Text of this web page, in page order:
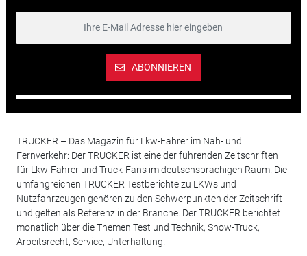
ABONNIEREN
TRUCKER – Das Magazin für Lkw-Fahrer im Nah- und
Fernverkehr: Der TRUCKER ist eine der führenden Zeitschriften
für Lkw-Fahrer und Truck-Fans im deutschsprachigen Raum. Die
umfangreichen TRUCKER Testberichte zu LKWs und
Nutzfahrzeugen gehören zu den Schwerpunkten der Zeitschrift
und gelten als Referenz in der Branche. Der TRUCKER berichtet
monatlich über die Themen Test und Technik, Show-Truck,
Arbeitsrecht, Service, Unterhaltung.